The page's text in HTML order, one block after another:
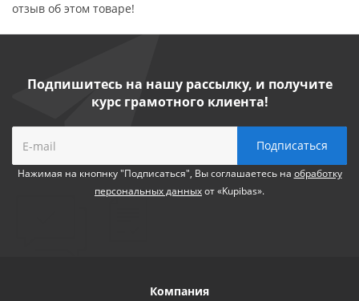
отзыв об этом товаре!
Подпишитесь на нашу рассылку, и получите
курс грамотного клиента!
Нажимая на кнопнку "Подписаться", Вы соглашаетесь на обработку
персональных данныхот «Kupibas».
Компания